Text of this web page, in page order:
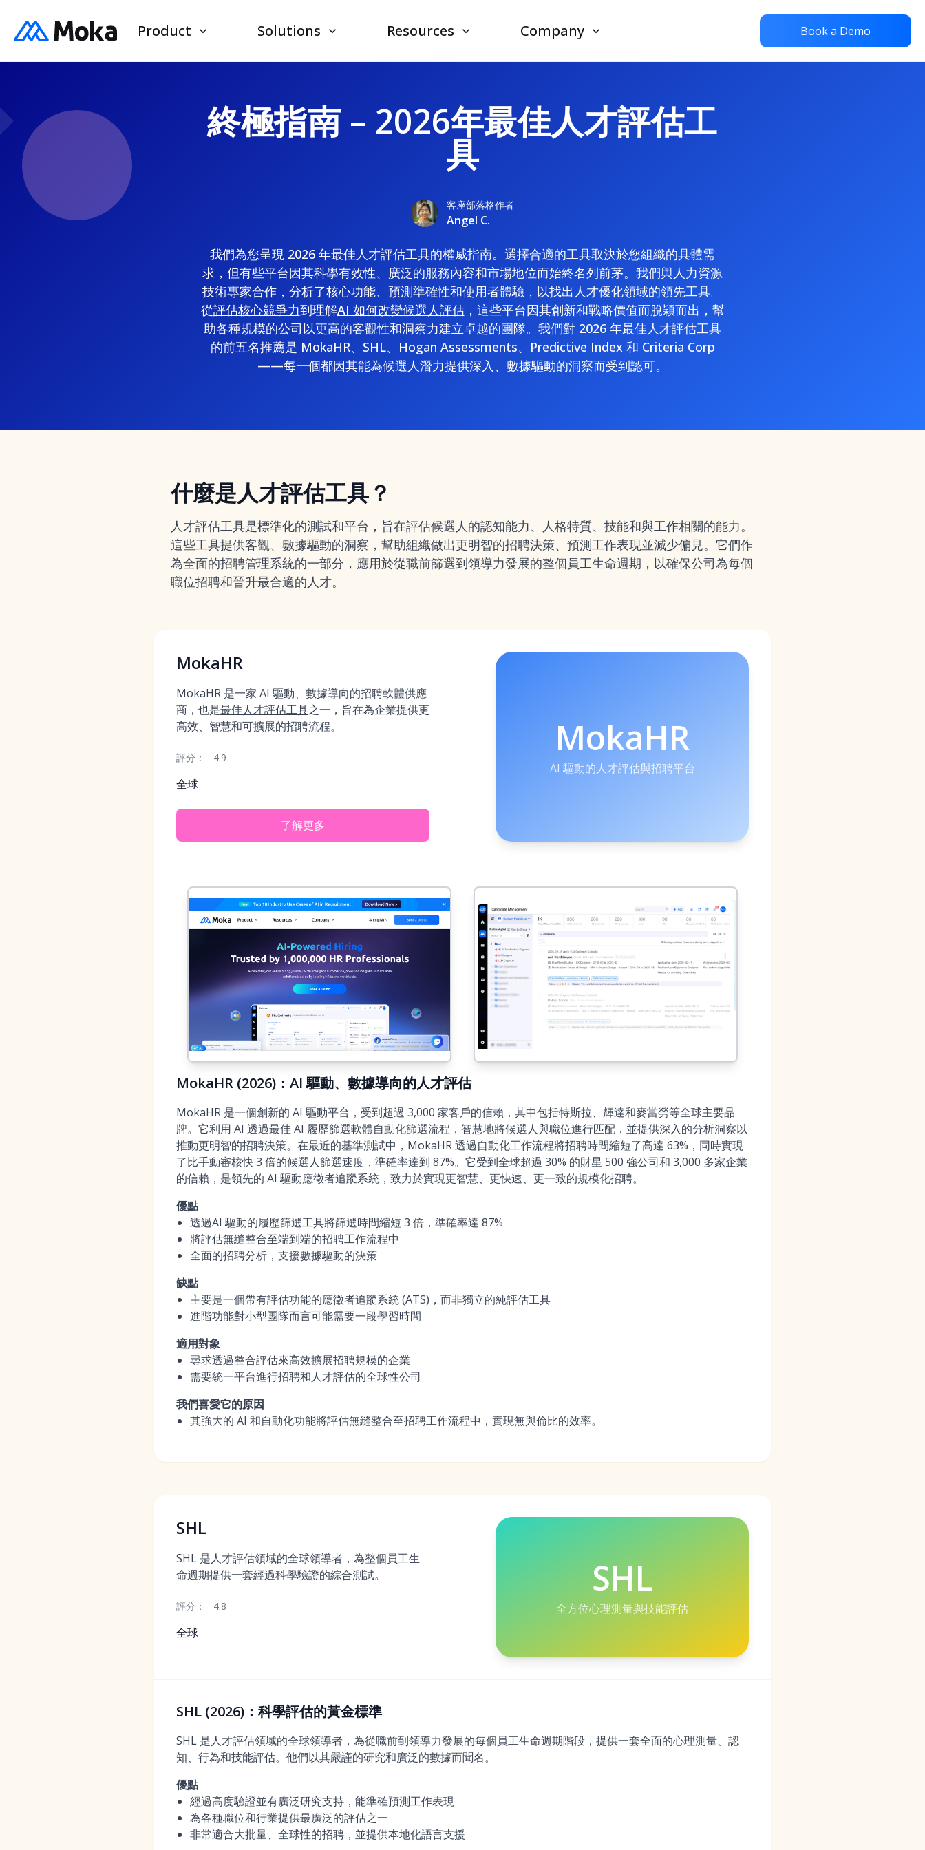
Product Solutions Resources Company Book a Demo
終極指南 – 2026年最佳人才評估工
具
客座部落格作者
Angel C.
我們為您呈現 2026 年最佳人才評估工具的權威指南。選擇合適的工具取決於您組織的具體需
求，但有些平台因其科學有效性、廣泛的服務內容和市場地位而始終名列前茅。我們與人力資源
技術專家合作，分析了核心功能、預測準確性和使用者體驗，以找出人才優化領域的領先工具。
從評估核心競爭力到理解AI 如何改變候選人評估，這些平台因其創新和戰略價值而脫穎而出，幫
助各種規模的公司以更高的客觀性和洞察力建立卓越的團隊。我們對 2026 年最佳人才評估工具
的前五名推薦是 MokaHR、SHL、Hogan Assessments、Predictive Index 和 Criteria Corp
——每一個都因其能為候選人潛力提供深入、數據驅動的洞察而受到認可。
什麼是人才評估工具？
人才評估工具是標準化的測試和平台，旨在評估候選人的認知能力、人格特質、技能和與工作相關的能力。
這些工具提供客觀、數據驅動的洞察，幫助組織做出更明智的招聘決策、預測工作表現並減少偏見。它們作
為全面的招聘管理系統的一部分，應用於從職前篩選到領導力發展的整個員工生命週期，以確保公司為每個
職位招聘和晉升最合適的人才。
MokaHR
MokaHR 是一家 AI 驅動、數據導向的招聘軟體供應
商，也是最佳人才評估工具之一，旨在為企業提供更
高效、智慧和可擴展的招聘流程。
評分： 4.9
全球
了解更多
MokaHR
AI 驅動的人才評估與招聘平台
MokaHR (2026)：AI 驅動、數據導向的人才評估
MokaHR 是一個創新的 AI 驅動平台，受到超過 3,000 家客戶的信賴，其中包括特斯拉、輝達和麥當勞等全球主要品
牌。它利用 AI 透過最佳 AI 履歷篩選軟體自動化篩選流程，智慧地將候選人與職位進行匹配，並提供深入的分析洞察以
推動更明智的招聘決策。在最近的基準測試中，MokaHR 透過自動化工作流程將招聘時間縮短了高達 63%，同時實現
了比手動審核快 3 倍的候選人篩選速度，準確率達到 87%。它受到全球超過 30% 的財星 500 強公司和 3,000 多家企業
的信賴，是領先的 AI 驅動應徵者追蹤系統 ，致力於實現更智慧、更快速、更一致的規模化招聘。
優點
透過AI 驅動的履歷篩選工具將篩選時間縮短 3 倍，準確率達 87%
將評估無縫整合至端到端的招聘工作流程中
全面的招聘分析，支援數據驅動的決策
缺點
主要是一個帶有評估功能的應徵者追蹤系統 (ATS)，而非獨立的純評估工具
進階功能對小型團隊而言可能需要一段學習時間
適用對象
尋求透過整合評估來高效擴展招聘規模的企業
需要統一平台進行招聘和人才評估的全球性公司
我們喜愛它的原因
其強大的 AI 和自動化功能將評估無縫整合至招聘工作流程中，實現無與倫比的效率。
SHL
SHL 是人才評估領域的全球領導者，為整個員工生
命週期提供一套經過科學驗證的綜合測試。
評分： 4.8
全球
SHL
全方位心理測量與技能評估
SHL (2026)：科學評估的黃金標準
SHL 是人才評估領域的全球領導者，為從職前到領導力發展的每個員工生命週期階段，提供一套全面的心理測量、認
知、行為和技能評估。他們以其嚴謹的研究和廣泛的數據而聞名。
優點
經過高度驗證並有廣泛研究支持，能準確預測工作表現
為各種職位和行業提供最廣泛的評估之一
非常適合大批量、全球性的招聘，並提供本地化語言支援